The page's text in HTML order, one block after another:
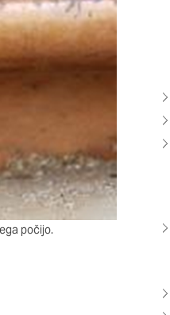
počijo.
oglasov na drugih spletnih
Če zavrnete uporabo